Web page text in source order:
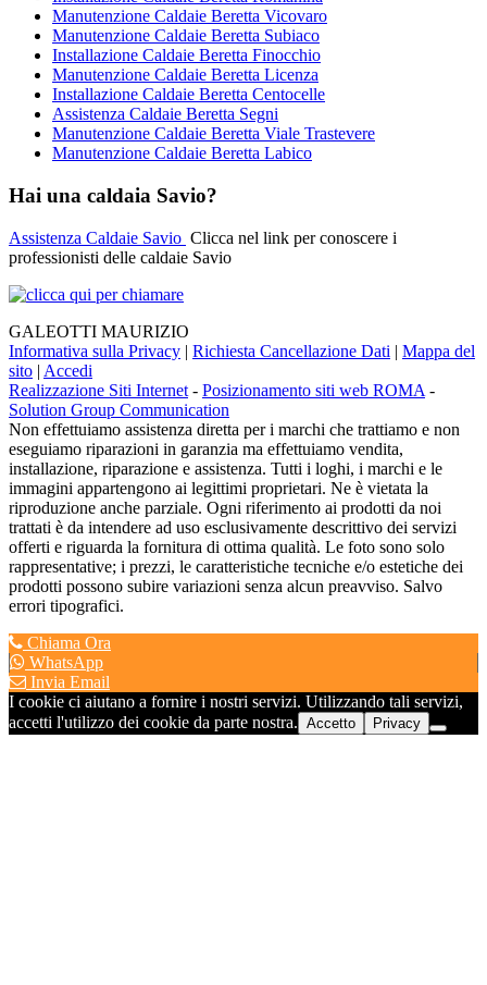
Manutenzione Caldaie Beretta Vicovaro
Manutenzione Caldaie Beretta Subiaco
Installazione Caldaie Beretta Finocchio
Manutenzione Caldaie Beretta Licenza
Installazione Caldaie Beretta Centocelle
Assistenza Caldaie Beretta Segni
Manutenzione Caldaie Beretta Viale Trastevere
Manutenzione Caldaie Beretta Labico
Hai una caldaia Savio?
Assistenza Caldaie Savio Clicca nel link per conoscere i
professionisti delle caldaie Savio
GALEOTTI MAURIZIO
Informativa sulla Privacy | Richiesta Cancellazione Dati | Mappa del
sito | Accedi
Realizzazione Siti Internet - Posizionamento siti web ROMA -
Solution Group Communication
Non effettuiamo assistenza diretta per i marchi che trattiamo e non
eseguiamo riparazioni in garanzia ma effettuiamo vendita,
installazione, riparazione e assistenza. Tutti i loghi, i marchi e le
immagini appartengono ai legittimi proprietari. Ne è vietata la
riproduzione anche parziale. Ogni riferimento ai prodotti da noi
trattati è da intendere ad uso esclusivamente descrittivo dei servizi
offerti e riguarda la fornitura di ottima qualità. Le foto sono solo
rappresentative; i prezzi, le caratteristiche tecniche e/o estetiche dei
prodotti possono subire variazioni senza alcun preavviso. Salvo
errori tipografici.
Chiama Ora
WhatsApp
Invia Email
I cookie ci aiutano a fornire i nostri servizi. Utilizzando tali servizi,
accetti l'utilizzo dei cookie da parte nostra. Accetto Privacy